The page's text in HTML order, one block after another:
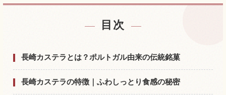
長崎県付近の宿を探す
長崎県の体験を探す↗
目次
長崎カステラとは？ポルトガル由来の伝統銘菓
長崎カステラの特徴｜ふわしっとり食感の秘密